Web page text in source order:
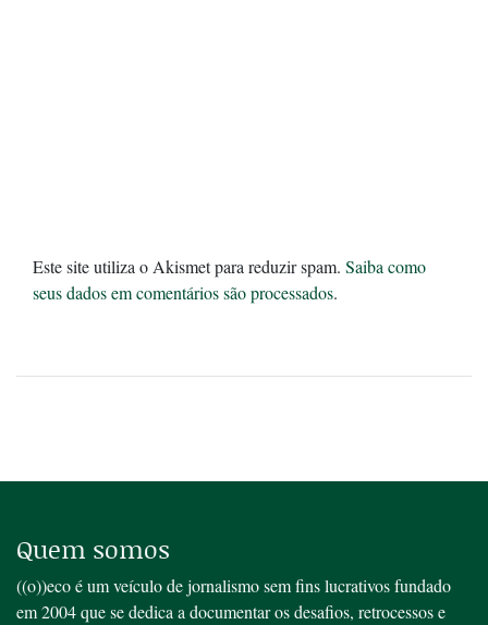
Este site utiliza o Akismet para reduzir spam. Saiba como
seus dados em comentários são processados.
Quem somos
((o))eco é um veículo de jornalismo sem fins lucrativos fundado
em 2004 que se dedica a documentar os desafios, retrocessos e